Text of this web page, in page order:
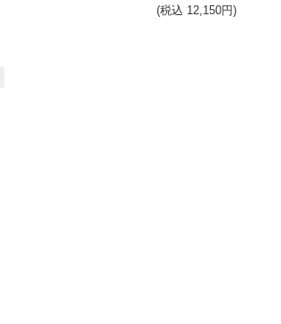
(税込 12,150円)